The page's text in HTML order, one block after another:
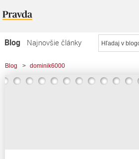
Blog
Najnovšie články
Najčítanejšie články
Najkomentovanejšie články
Blog > dominik6000